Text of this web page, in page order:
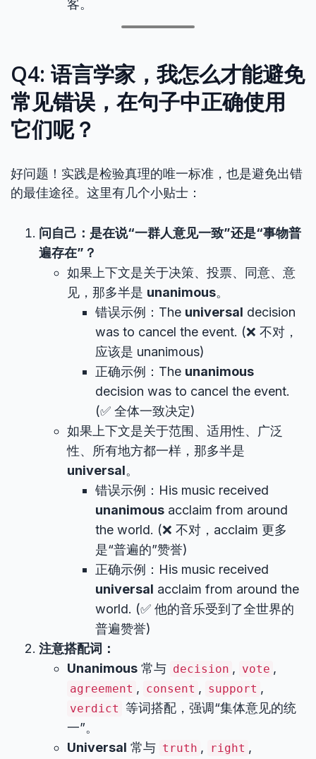
客。
Q4: 语言学家，我怎么才能避免
常见错误，在句子中正确使用
它们呢？
好问题！实践是检验真理的唯一标准，也是避免出错
的最佳途径。这里有几个小贴士：
问自己：是在说“一群人意见一致”还是“事物普
遍存在”？
如果上下文是关于决策、投票、同意、意
见，那多半是 unanimous。
错误示例：The universal decision
was to cancel the event. (❌ 不对，
应该是 unanimous)
正确示例：The unanimous
decision was to cancel the event.
(✅ 全体一致决定)
如果上下文是关于范围、适用性、广泛
性、所有地方都一样，那多半是
universal。
错误示例：His music received
unanimous acclaim from around
the world. (❌ 不对，acclaim 更多
是“普遍的”赞誉)
正确示例：His music received
universal acclaim from around the
world. (✅ 他的音乐受到了全世界的
普遍赞誉)
注意搭配词：
Unanimous 常与 decision , vote ,
agreement , consent , support ,
verdict 等词搭配，强调“集体意见的统
一”。
Universal 常与 truth , right ,